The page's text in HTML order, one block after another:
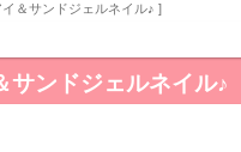
＆サンドジェルネイル♪ ]
サンドジェルネイル♪